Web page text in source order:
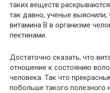
таких веществ
так давно, ученые выяснили,
витамина В в организме
пектинами.
Достаточно сказать, что
отношение к состоянию
человека. Так что
побольше такого полезного